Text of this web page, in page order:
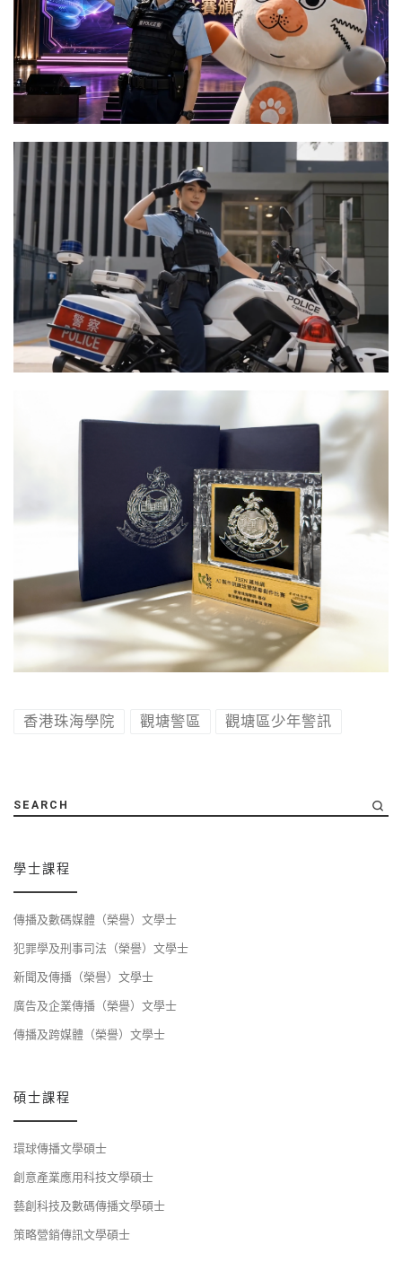
香港珠海學院 觀塘警區 觀塘區少年警訊
SEARCH
學士課程
傳播及數碼媒體（榮譽）文學士
犯罪學及刑事司法（榮譽）文學士
新聞及傳播（榮譽）文學士
廣告及企業傳播（榮譽）文學士
傳播及跨媒體（榮譽）文學士
碩士課程
環球傳播文學碩士
創意產業應用科技文學碩士
藝創科技及數碼傳播文學碩士
策略營銷傳訊文學碩士